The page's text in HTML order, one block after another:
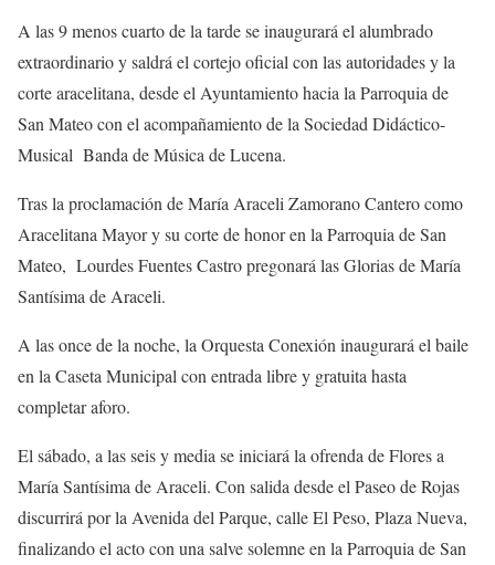
A las 9 menos cuarto de la tarde se inaugurará el alumbrado
extraordinario y saldrá el cortejo oficial con las autoridades y la
corte aracelitana, desde el Ayuntamiento hacia la Parroquia de
San Mateo con el acompañamiento de la Sociedad Didáctico-
Musical Banda de Música de Lucena.
Tras la proclamación de María Araceli Zamorano Cantero como
Aracelitana Mayor y su corte de honor en la Parroquia de San
Mateo, Lourdes Fuentes Castro pregonará las Glorias de María
Santísima de Araceli.
A las once de la noche, la Orquesta Conexión inaugurará el baile
en la Caseta Municipal con entrada libre y gratuita hasta
completar aforo.
El sábado, a las seis y media se iniciará la ofrenda de Flores a
María Santísima de Araceli. Con salida desde el Paseo de Rojas
discurrirá por la Avenida del Parque, calle El Peso, Plaza Nueva,
finalizando el acto con una salve solemne en la Parroquia de San